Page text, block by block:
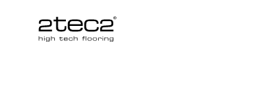
Primary